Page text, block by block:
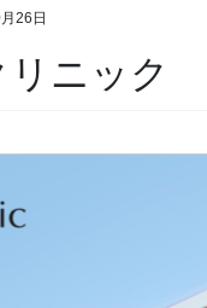
26日
ニック